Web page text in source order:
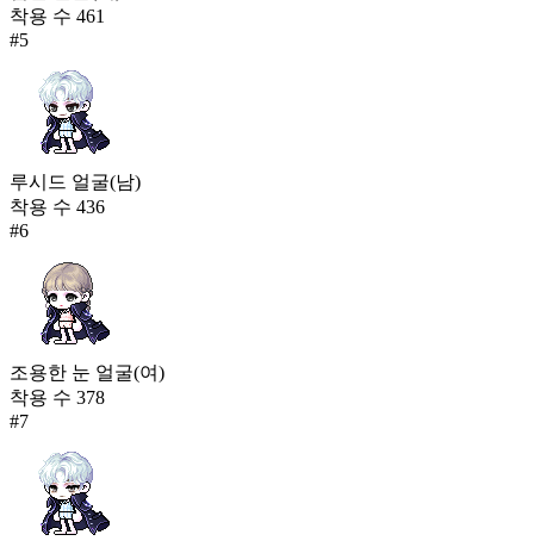
착용 수 461
#5
루시드 얼굴(남)
착용 수 436
#6
조용한 눈 얼굴(여)
착용 수 378
#7